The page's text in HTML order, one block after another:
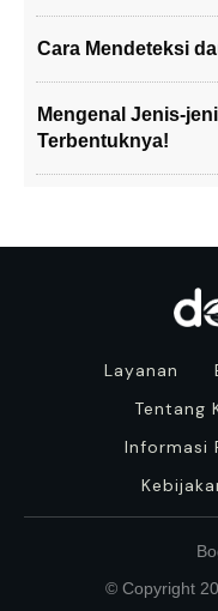
Cara Mendeteksi
Mengenal Jenis-
Terbentuknya!
Layanan
Tentang
Informasi
© Copyright